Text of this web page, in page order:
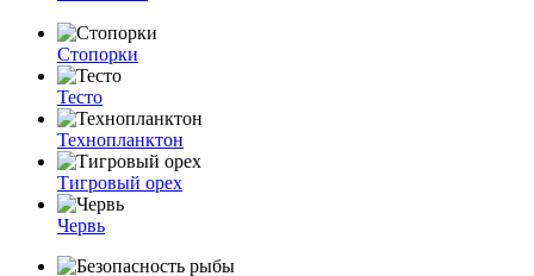
Стопорки
Тесто
Технопланктон
Тигровый орех
Червь